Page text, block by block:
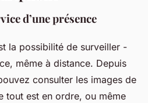
d’une présence
la possibilité de surveiller -
même à distance. Depuis
consulter les images de
tout est en ordre, ou même